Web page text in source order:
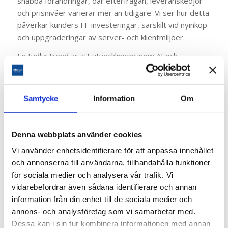
Samtycke Information Om
Denna webbplats använder cookies
Vi använder enhetsidentifierare för att anpassa innehållet
och annonserna till användarna, tillhandahålla funktioner
för sociala medier och analysera vår trafik. Vi
vidarebefordrar även sådana identifierare och annan
information från din enhet till de sociala medier och
annons- och analysföretag som vi samarbetar med.
Dessa kan i sin tur kombinera informationen med annan
och prisnivåer varierar mer än tidigare. Vi ser hur detta
påverkar kunders IT-investeringar, särskilt vid nyinköp
och uppgraderingar av server- och klientmiljöer.
En tydlig trend är att utvecklingen inom AI och
avancerade beräkningar driver efterfrågan på
komponenter från många aktörer, vilket i sin tur
marknaden. Även traditionella leverantörer som Intel
och AMD befinner sig i en marknad där produktcykler
För många verksamheter innebär detta ett ökat fokus
på planering och optimering av befintlig hårdvara, där
livscykelhantering och hybridlösningar blir allt viktigare
delar av IT-strategin. Vi arbetar löpande med att hjälpa
kunder navigera i detta föränderliga landskap och hitta
kostnadseffektiva och långsiktigt hållbara lösningar.